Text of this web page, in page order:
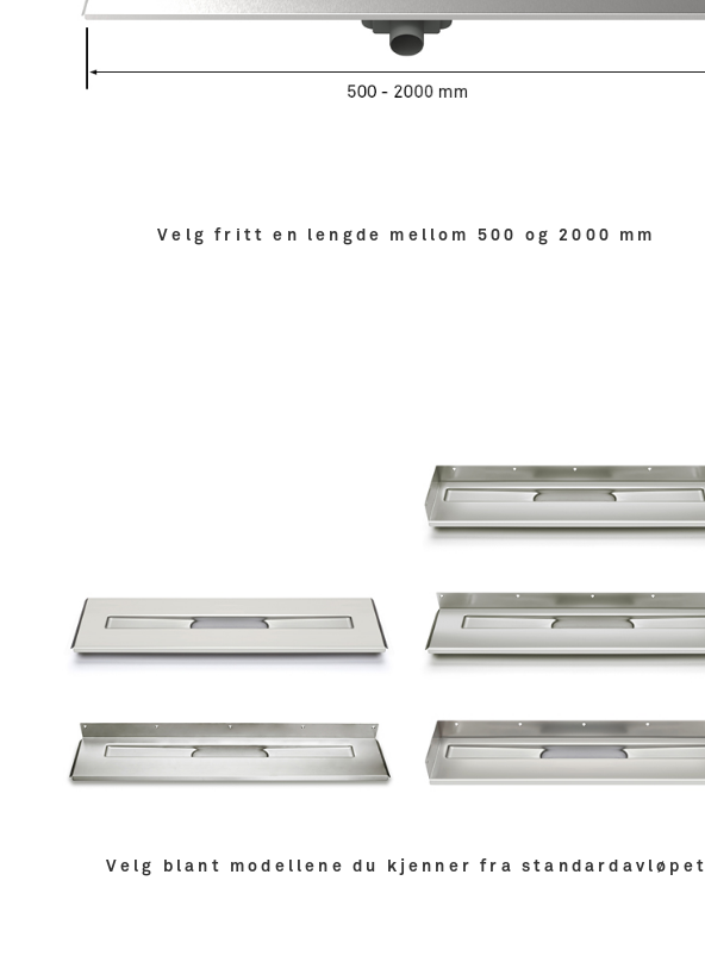
Velg fritt en lengde mellom 500 og 2000 mm
Velg blant modellene du kjenner fra standardavløpet